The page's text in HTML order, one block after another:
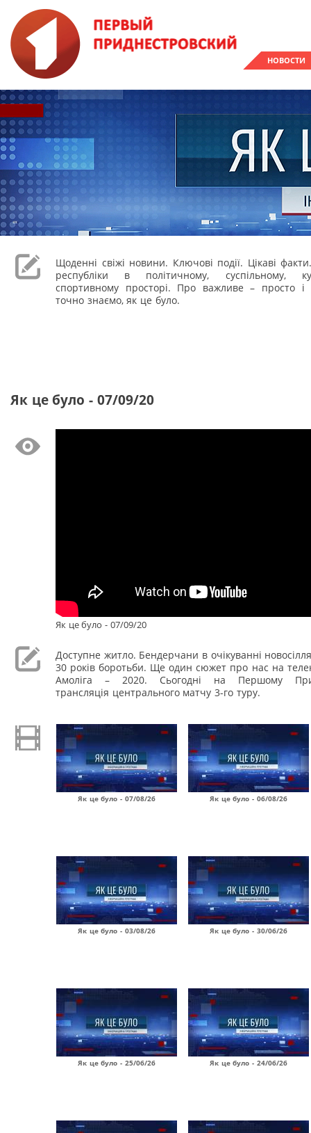
НОВОСТИ
Щоденні свіжі новини. Ключові події. Цікаві
республіки в політичному, суспільному,
спортивному просторі. Про важливе – просто і
точно знаємо, як це було.
Як це було - 07/09/20
Як це було - 07/09/20
Доступне житло. Бендерчани в очікуванні
30 років боротьби. Ще один сюжет про нас на
Амоліга – 2020. Сьогодні на Першому
трансляція центрального матчу 3-го туру.
Як це було - 07/08/26 Як це було - 06/08/26
Як це було - 03/08/26 Як це було - 30/06/26
Як це було - 25/06/26 Як це було - 24/06/26